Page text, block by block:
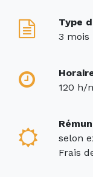
Type
3 mois
120 h/
selon
Frais